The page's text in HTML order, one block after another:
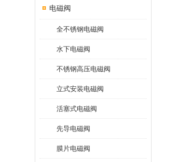
电磁阀
全不锈钢电磁阀
水下电磁阀
不锈钢高压电磁阀
立式安装电磁阀
活塞式电磁阀
先导电磁阀
膜片电磁阀